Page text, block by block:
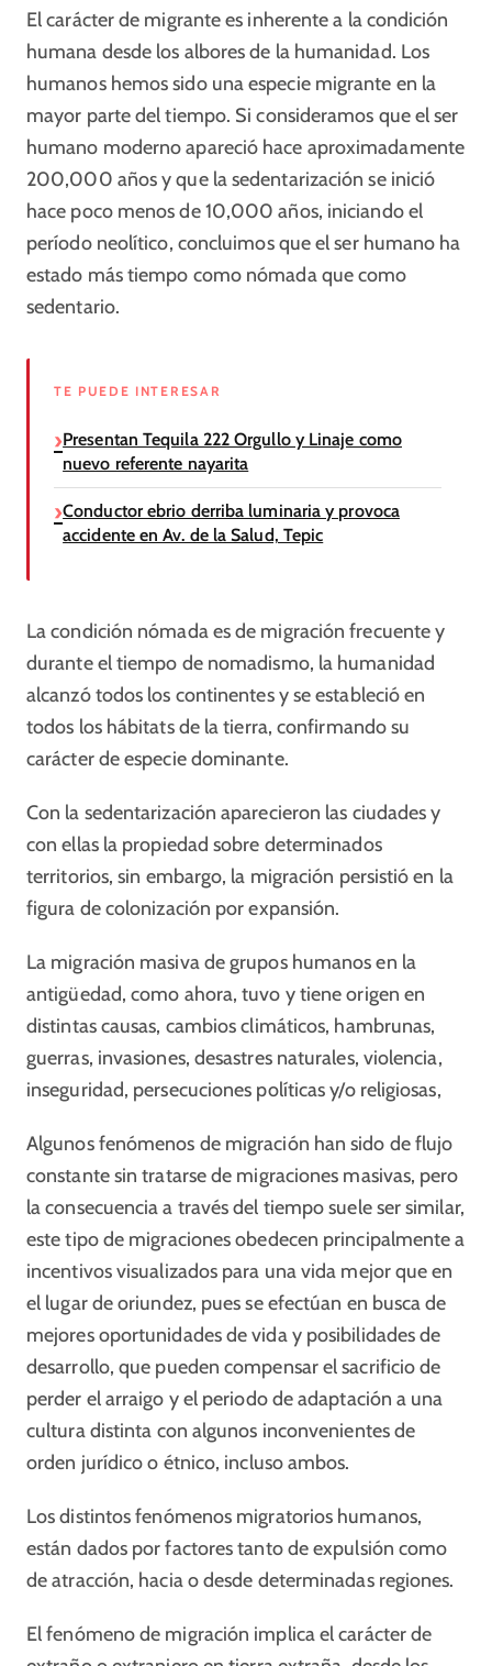
El carácter de migrante es inherente a la condición
humana desde los albores de la humanidad. Los
humanos hemos sido una especie migrante en la
mayor parte del tiempo. Si consideramos que el ser
humano moderno apareció hace aproximadamente
200,000 años y que la sedentarización se inició
hace poco menos de 10,000 años, iniciando el
período neolítico, concluimos que el ser humano ha
estado más tiempo como nómada que como
sedentario.
TE PUEDE INTERESAR
Presentan Tequila 222 Orgullo y Linaje como
nuevo referente nayarita
Conductor ebrio derriba luminaria y provoca
accidente en Av. de la Salud, Tepic
La condición nómada es de migración frecuente y
durante el tiempo de nomadismo, la humanidad
alcanzó todos los continentes y se estableció en
todos los hábitats de la tierra, confirmando su
carácter de especie dominante.
Con la sedentarización aparecieron las ciudades y
con ellas la propiedad sobre determinados
territorios, sin embargo, la migración persistió en la
figura de colonización por expansión.
La migración masiva de grupos humanos en la
antigüedad, como ahora, tuvo y tiene origen en
distintas causas, cambios climáticos, hambrunas,
guerras, invasiones, desastres naturales, violencia,
inseguridad, persecuciones políticas y/o religiosas,
Algunos fenómenos de migración han sido de flujo
constante sin tratarse de migraciones masivas, pero
la consecuencia a través del tiempo suele ser similar,
este tipo de migraciones obedecen principalmente a
incentivos visualizados para una vida mejor que en
el lugar de oriundez, pues se efectúan en busca de
mejores oportunidades de vida y posibilidades de
desarrollo, que pueden compensar el sacrificio de
perder el arraigo y el periodo de adaptación a una
cultura distinta con algunos inconvenientes de
orden jurídico o étnico, incluso ambos.
Los distintos fenómenos migratorios humanos,
están dados por factores tanto de expulsión como
de atracción, hacia o desde determinadas regiones.
El fenómeno de migración implica el carácter de